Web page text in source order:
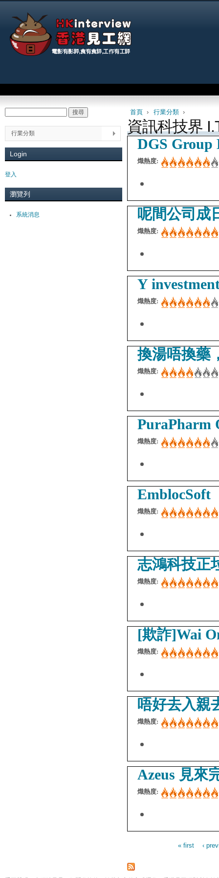
You are here
首頁› 行業分類›
資訊科技界
DGS Group
熾熱度:
呢間公司成
熾熱度:
Y
熾熱度:
換湯唔換藥
熾熱度:
PuraPharm
熾熱度:
EmblocSoft
熾熱度:
志鴻科技正
熾熱度:
[欺詐]Wai
熾熱度:
唔好去入親
熾熱度:
Azeus 見來
熾熱度:
« first ‹
行業分類
Login
登入
瀏覽列
系統消息